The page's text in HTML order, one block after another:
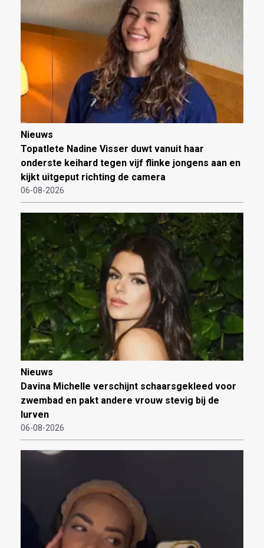
Nieuws
Topatlete Nadine Visser duwt vanuit haar
onderste keihard tegen vijf flinke jongens aan en
kijkt uitgeput richting de camera
06-08-2026
Nieuws
Davina Michelle verschijnt schaarsgekleed voor
zwembad en pakt andere vrouw stevig bij de
lurven
06-08-2026